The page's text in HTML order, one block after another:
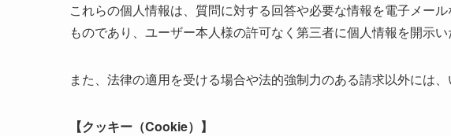
これらの個人情報は、質問に対する回答や必要な情報を電子メー
ものであり、ユーザー本人様の許可なく第三者に個人情報を開示い
また、法律の適用を受ける場合や法的強制力のある請求以外には
【クッキー（Cookie）】